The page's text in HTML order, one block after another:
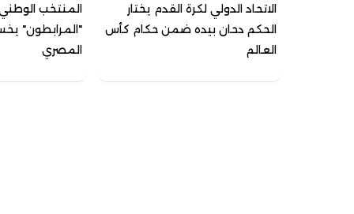
الاتحاد الدولي لكرة القدم يختار
الحكم دحان بيده ضمن حكام كأس
العالم
المنتخب
"المرابطون"
المصري